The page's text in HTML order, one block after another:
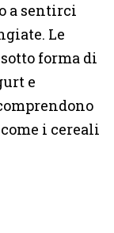
a sentirci
Le
forma di
e
i cereali